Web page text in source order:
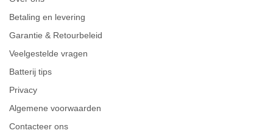
Betaling en levering
Garantie & Retourbeleid
Veelgestelde vragen
Batterij tips
Privacy
Algemene voorwaarden
Contacteer ons